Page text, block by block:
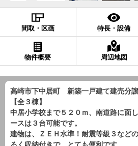
間取・区画 特長・設備
物件概要 周辺地図
高崎市下中居町 新築一戸建て建売分
【全３棟】
中居小学校まで５２０ｍ、南道路に面
ースは３台可能です。
建物は、ＺＥＨ水準！耐震等級３など